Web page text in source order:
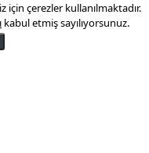
çerezler kullanılmaktadır.
kabul etmiş sayılıyorsunuz.